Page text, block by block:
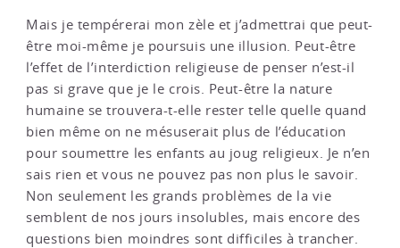
Mais je tempérerai mon zèle et j’admettrai que peut-
être moi-même je poursuis une illusion. Peut-être
l’effet de l’interdiction religieuse de penser n’est-il
pas si grave que je le crois. Peut-être la nature
humaine se trouvera-t-elle rester telle quelle quand
bien même on ne mésuserait plus de l’éducation
pour soumettre les enfants au joug religieux. Je n’en
sais rien et vous ne pouvez pas non plus le savoir.
Non seulement les grands problèmes de la vie
semblent de nos jours insolubles, mais encore des
questions bien moindres sont difficiles à trancher.